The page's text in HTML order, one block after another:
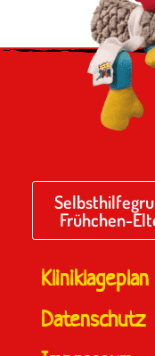
Frühchen-
Kliniklageplan
Datenschutz